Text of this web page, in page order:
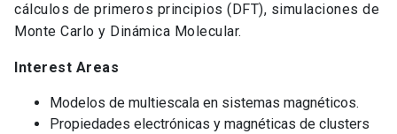
cálculos de primeros principios (DFT), simulaciones de
Monte Carlo y Dinámica Molecular.
Interest Areas
Modelos de multiescala en sistemas magnéticos.
Propiedades electrónicas y magnéticas de clusters